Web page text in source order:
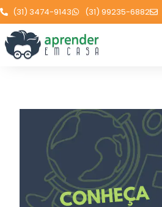
(31) 3474-9143 (31) 99235-6882